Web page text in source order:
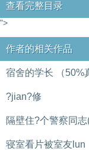
查看完整目录
">
作者的相关作品
宿舍的学长 （50%
?jian?修
隔壁住?个警察同
寝室看片被室友lun